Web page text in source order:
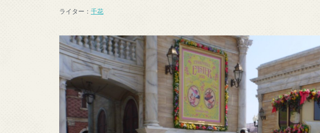
ライター： 千花